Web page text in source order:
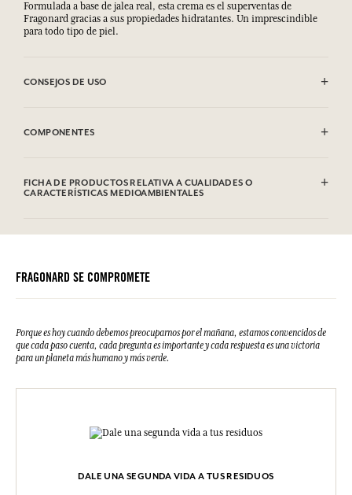
Formulada a base de jalea real, esta crema es el superventas de
Fragonard gracias a sus propiedades hidratantes. Un imprescindible
para todo tipo de piel.
CONSEJOS DE USO
COMPONENTES
Ethylhexanoate, Sodium Cetearyl Sulfate, Parfum (Fragrance), Royal
Jelly, Isopropyl Myristate, Benzyl Alcohol, Pentylene Glycol, Caprylyl
del producto comprado.
FICHA DE PRODUCTOS RELATIVA A CUALIDADES O
CARACTERÍSTICAS MEDIOAMBIENTALES
Por favor, consulte las cualidades o características medioambientales
FRAGONARD SE COMPROMETE
Porque es hoy cuando debemos preocuparnos por el mañana, estamos convencidos de
que cada paso cuenta, cada pregunta es importante y cada respuesta es una victoria
para un planeta más humano y más verde.
DALE UNA SEGUNDA VIDA A TUS RESIDUOS